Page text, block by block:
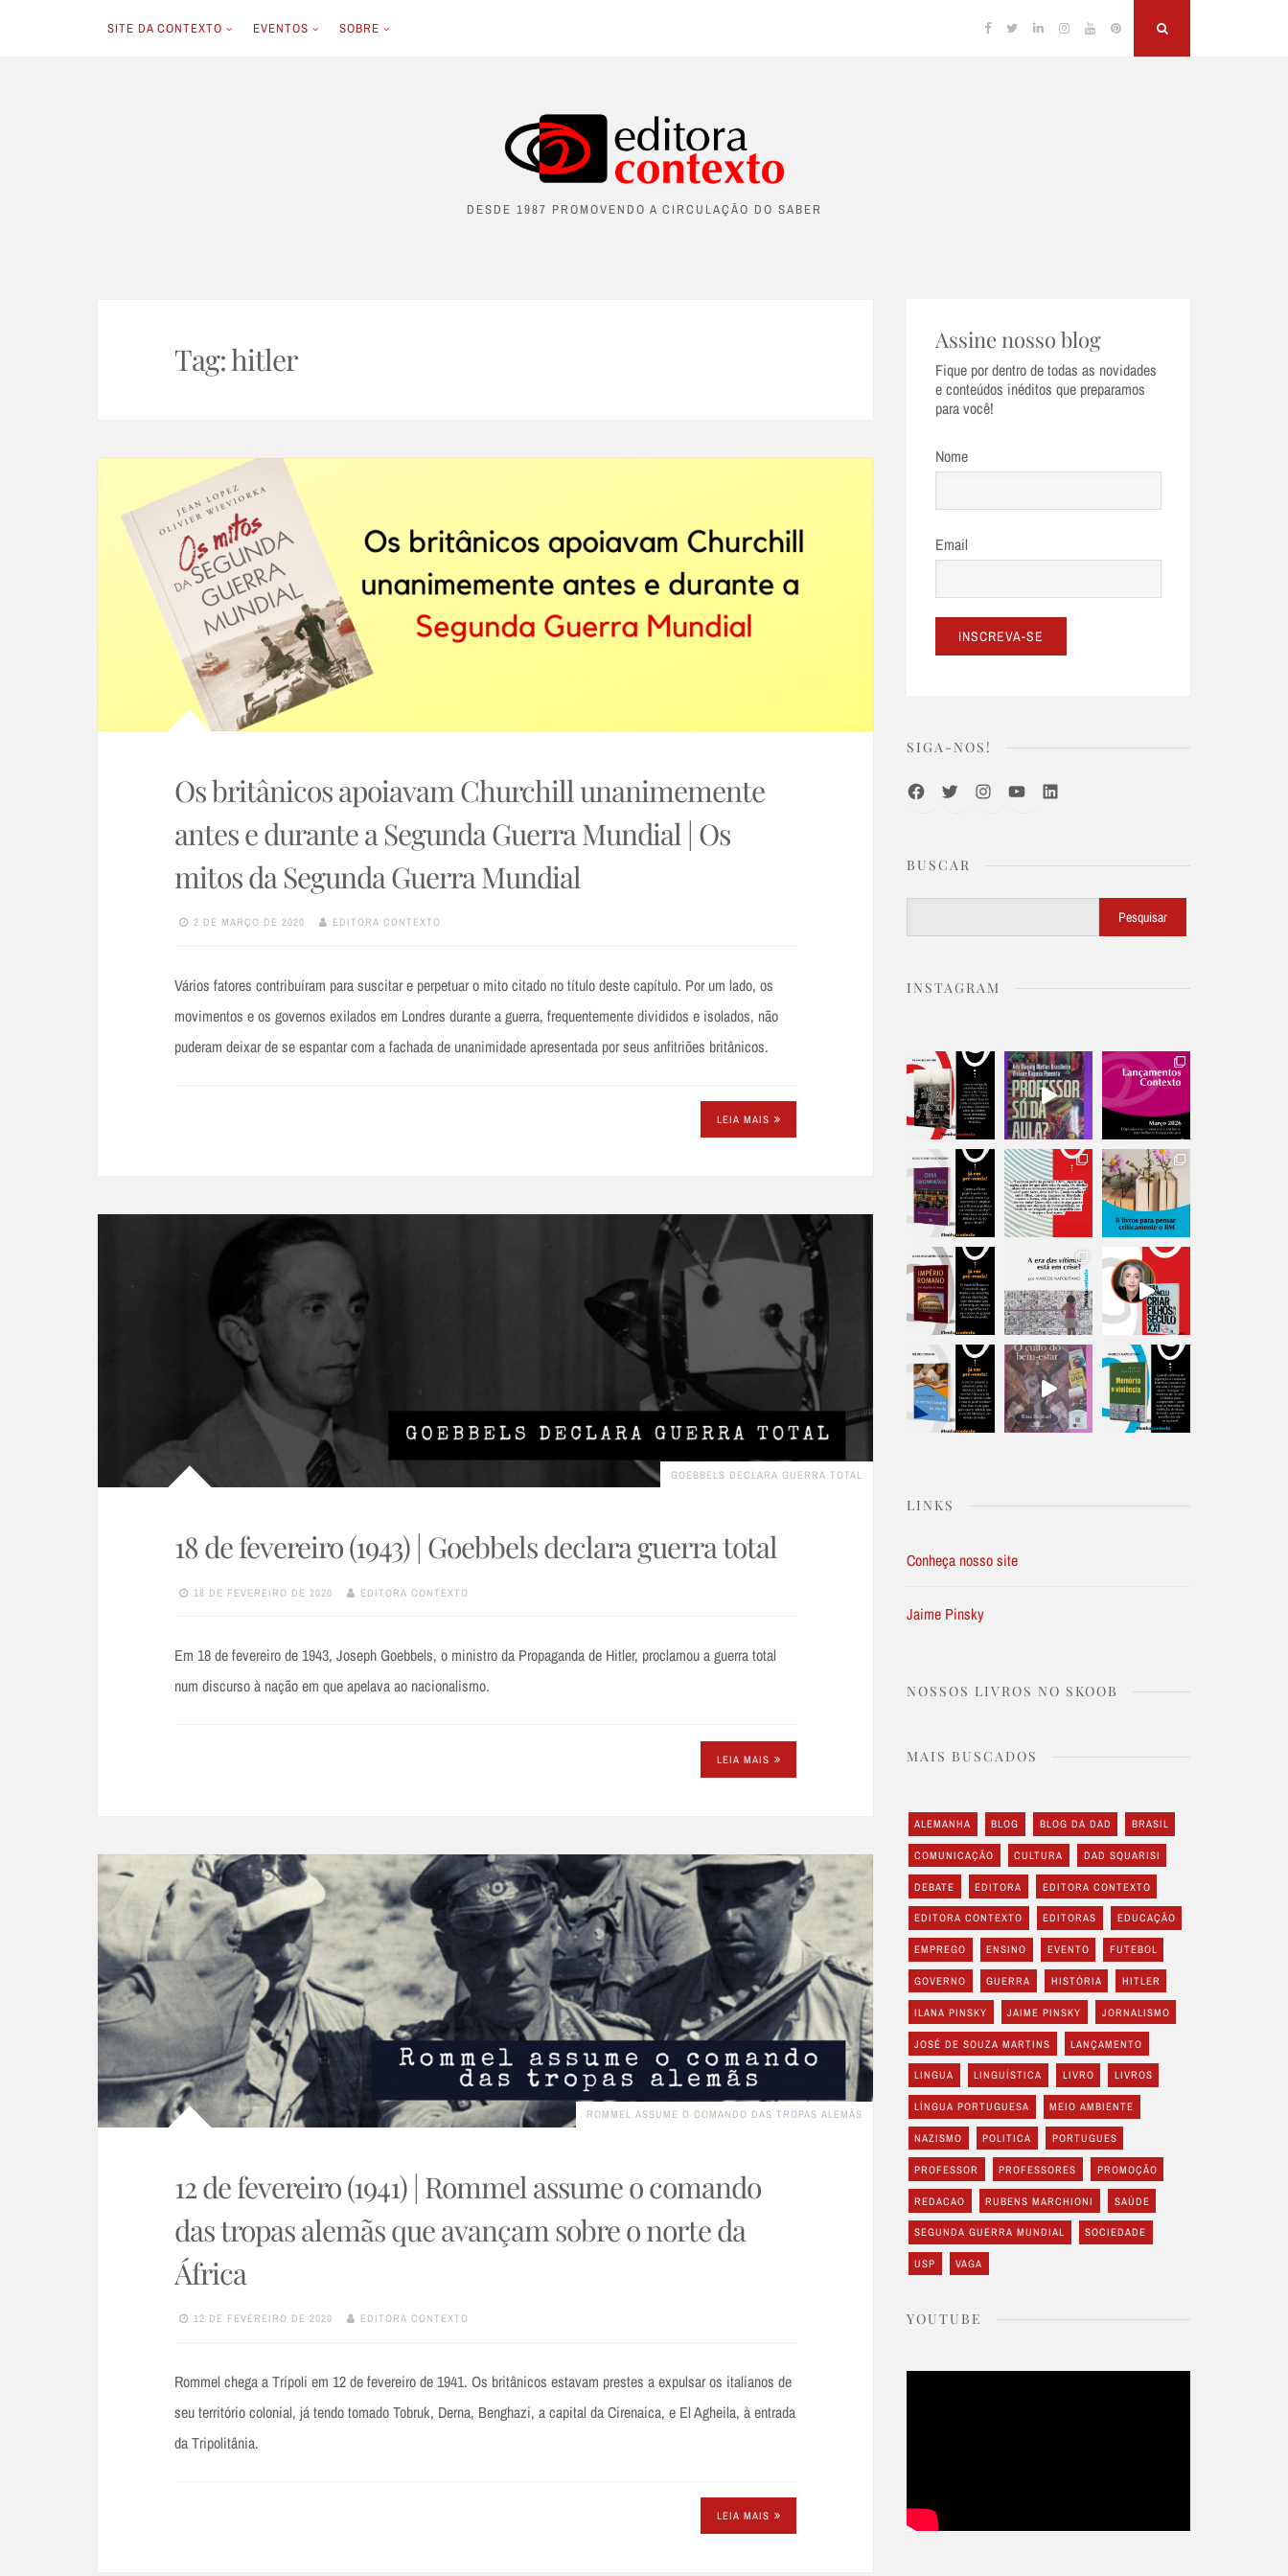
SITE DA CONTEXTO EVENTOS SOBRE Facebook
TwitterLinkedinInstagram
YouTubePinterest
DESDE 1987 PROMOVENDO A CIRCULAÇÃO DO SABER
Tag:hitler
Os britânicos apoiavam Churchill unanimemente
antes e durante a Segunda Guerra Mundial | Os
mitos da Segunda Guerra Mundial
2 DE MARÇO DE 2020 EDITORA CONTEXTO
Vários fatores contribuíram para suscitar e perpetuar o mito citado no título deste capítulo. Por um lado, os
movimentos e os governos exilados em Londres durante a guerra, frequentemente divididos e isolados, não
puderam deixar de se espantar com a fachada de unanimidade apresentada por seus anfitriões britânicos.
LEIA MAIS
GOEBBELS DECLARA GUERRA TOTAL
18 de fevereiro (1943) | Goebbels declara guerra total
18 DE FEVEREIRO DE 2020 EDITORA CONTEXTO
Em 18 de fevereiro de 1943, Joseph Goebbels, o ministro da Propaganda de Hitler, proclamou a guerra total
num discurso à nação em que apelava ao nacionalismo.
LEIA MAIS
ROMMEL ASSUME O COMANDO DAS TROPAS ALEMÃS
12 de fevereiro (1941) | Rommel assume o comando
das tropas alemãs que avançam sobre o norte da
África
12 DE FEVEREIRO DE 2020 EDITORA CONTEXTO
Rommel chega a Trípoli em 12 de fevereiro de 1941. Os britânicos estavam prestes a expulsar os italianos de
seu território colonial, já tendo tomado Tobruk, Derna, Benghazi, a capital da Cirenaica, e El Agheila, à entrada
da Tripolitânia.
LEIA MAIS
Assine nosso blog
Fique por dentro de todas as novidades
e conteúdos inéditos que preparamos
para você!
Nome
Email
SIGA-NOS!
FacebookTwitterInstagramYoutubeLinkedIn
BUSCAR
Pesquisar
INSTAGRAM
LINKS
Conheça nosso site
Jaime Pinsky
NOSSOS LIVROS NO SKOOB
MAIS BUSCADOS
ALEMANHA BLOG BLOG DA DAD BRASIL
COMUNICAÇÃO CULTURA DAD SQUARISI
DEBATE EDITORA EDITORA CONTEXTO
EDITORA CONTEXTO EDITORAS EDUCAÇÃO
EMPREGO ENSINO EVENTO FUTEBOL
GOVERNO GUERRA HISTÓRIA HITLER
ILANA PINSKY JAIME PINSKY JORNALISMO
JOSÉ DE SOUZA MARTINS LANÇAMENTO
LINGUA LINGUÍSTICA LIVRO LIVROS
LÍNGUA PORTUGUESA MEIO AMBIENTE
NAZISMO POLITICA PORTUGUES
PROFESSOR PROFESSORES PROMOÇÃO
REDACAO RUBENS MARCHIONI SAÚDE
SEGUNDA GUERRA MUNDIAL SOCIEDADE
USP VAGA
YOUTUBE